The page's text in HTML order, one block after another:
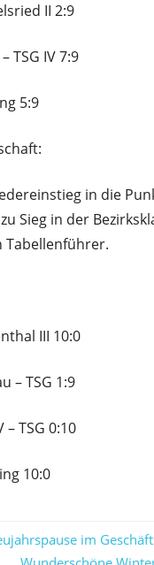
II 2:9
TSG IV 7:9
5:9
in die
Sieg in der
Tabellenführer.
III 10:0
– TSG 1:9
– TSG 0:10
10:0
im